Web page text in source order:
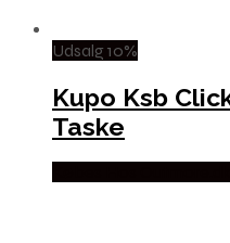
Udsalg 10%
Kupo Ksb
Taske